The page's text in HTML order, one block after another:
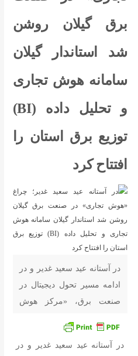
برق گیلان روشن
شد استاندار گیلان
سامانه هوش تجاری
و تحلیل داده (BI)
توزیع برق استان را
افتتاح کرد
در آستانه عید سعید غدیر و در
ادامه مسیر تحول دیجیتال در
صنعت برق، «مرکز هوش
شرکت توزیع نیروی برق
استان گیلان با حضور هادی
در آستانه عید سعید غدیر و در